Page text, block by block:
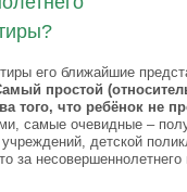
его ближайшие
простой
того, что ребёнок не
самые очевидные –
детской
за несовершеннолетнего